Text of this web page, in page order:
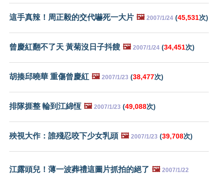
這手真辣！周正毅的交代嚇死一大片 🖼️ 2007/1/24 (45,531次)
曾慶紅翻不了天 黃菊沒日子抖餿 🖼️ 2007/1/24 (34,451次)
胡揍邱曉華 重傷曾慶紅 🖼️ 2007/1/23 (38,477次)
排隊捱整 輪到江綿恆 🖼️ 2007/1/23 (49,088次)
殃視大作：誰殘忍咬下少女乳頭 🖼️ 2007/1/23 (39,708次)
江露頭兒！薄一波葬禮這圖片抓拍的絕了 🖼️ 2007/1/22